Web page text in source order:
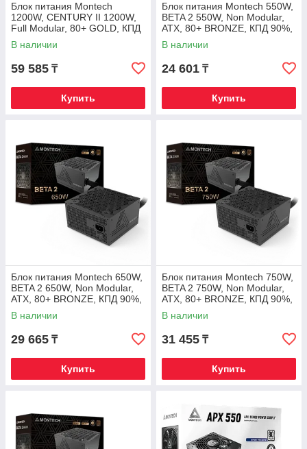
Блок питания Montech
1200W, CENTURY II 1200W,
Full Modular, 80+ GOLD, КПД
90%, Fan 135mm, Серебро
В наличии
59 585 ₸
Купить
Блок питания Montech 550W,
BETA 2 550W, Non Modular,
ATX, 80+ BRONZE, КПД 90%,
Fan 120mm, Черный
В наличии
24 601 ₸
Купить
Блок питания Montech 650W,
BETA 2 650W, Non Modular,
ATX, 80+ BRONZE, КПД 90%,
Fan 120mm, Черный
В наличии
29 665 ₸
Купить
Блок питания Montech 750W,
BETA 2 750W, Non Modular,
ATX, 80+ BRONZE, КПД 90%,
Fan 120mm, Черный
В наличии
31 455 ₸
Купить